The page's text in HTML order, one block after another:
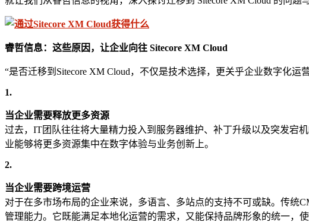
睿哲信息：这些原因，让企业向往 Sitecore XM Cloud
“是否迁移到Sitecore XM Cloud，不仅是技术选择，更关乎企业数字化
1.
当企业需要释放更多资源
过去，IT团队往往将大量精力投入到服务器维护、补丁升级以及突发宕
业能够将更多资源集中在数字体验与业务创新上。
2.
当企业需要跨境运营
对于在多市场布局的企业来说，多语言、多站点的支持不可或缺。传统
管理能力。它既能满足本地化运营的需求，又能保持品牌形象的统一，